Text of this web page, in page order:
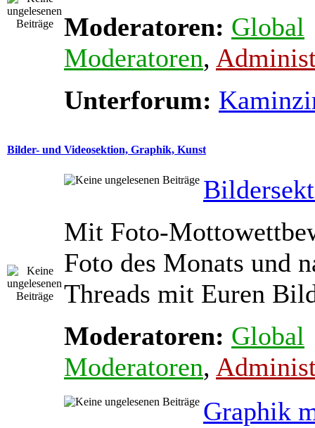
Moderatoren: Global
Moderatoren,
Unterforum:
Bilder- und Videosektion, Graphik, Kunst
Mit Foto-
Foto des Monats und
Threads mit Euren
Moderatoren: Global
Moderatoren,
Graphik